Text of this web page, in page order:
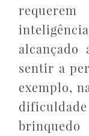
alcançado
sentir a
exemplo,